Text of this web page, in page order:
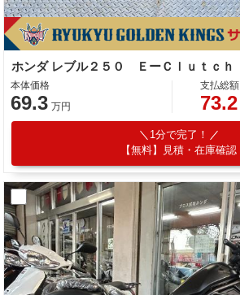
ホンダ レブル２５０ ＥーＣｌｕｔｃｈ
本体価格
69.3 万円
支払総額
73.2
1分で完了！
【無料】見積・在庫確認